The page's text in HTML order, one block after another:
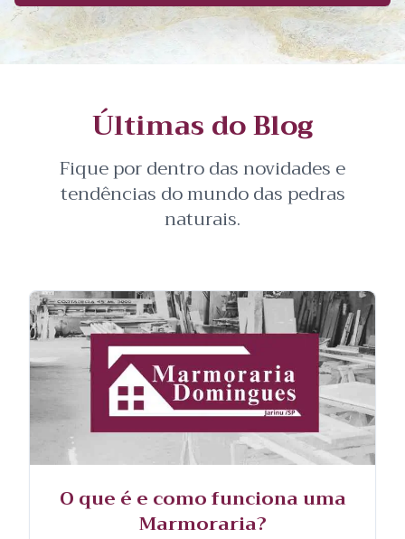
Últimas do Blog
Fique por dentro das novidades e
tendências do mundo das pedras
naturais.
O que é e como funciona uma
Marmoraria?